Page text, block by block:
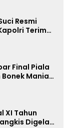
Resmi
Terima
Final Piala
Mania
XI Tahun
Digelar